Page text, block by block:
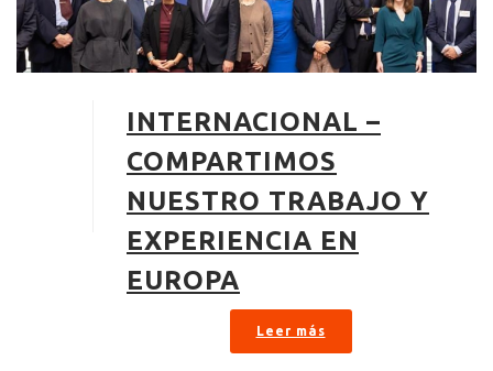
INTERNACIONAL –
COMPARTIMOS
NUESTRO TRABAJO Y
EXPERIENCIA EN
EUROPA
Leer más